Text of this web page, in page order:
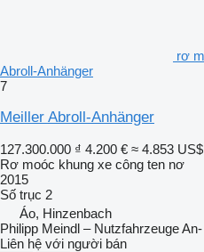
rơ
Abroll-Anhänger
7
Meiller Abroll-Anhänger
127.300.000 ₫ 4.200 € ≈ 4.853 US$
Rơ moóc khung xe công ten nơ
2015
Số trục 2
Áo, Hinzenbach
Philipp Meindl – Nutzfahrzeuge
Liên hệ với người bán